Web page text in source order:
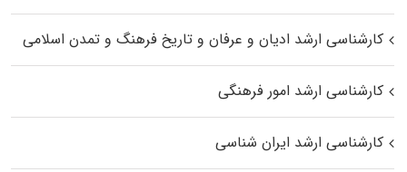
کارشناسی ارشد ادیان و عرفان و تاریخ فرهنگ و تمدن اسلامی
کارشناسی ارشد امور فرهنگی
کارشناسی ارشد ایران شناسی